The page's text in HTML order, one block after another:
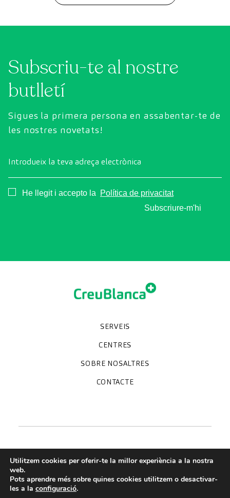
Subscriu-te al nostre
butlletí
Sigues la primera persona en assabentar-te de
les nostres novetats!
Introdueix la teva adreça electrònica
Consentimiento
He llegit i accepto la
Política de privacitat
Subscriure-m'hi
SERVEIS
Especialitats
Proves diagnòstiques
Revisions mèdiques
Unitats especialitzades
CENTRES
Clínica CreuBlanca
CreuBlanca Tarradellas
Diagnosis Médica
Hospital CreuBlanca Maresme
SOBRE NOSALTRES
Qui som
Treballa amb nosaltres
Blog
CreuBlanca Empreses
Preguntes freqüents
CONTACTE
Termes de servei
Utilitzem cookies per oferir-te la millor experiència a la nostra
web.
Pots aprendre més sobre quines cookies utilitzem o desactivar-
les a la configuració.